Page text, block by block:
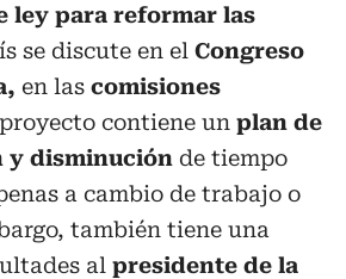
ley para reformar las
se discute en el Congreso
en las comisiones
contiene un plan de
y disminución de tiempo
a cambio de trabajo o
también tiene una
al presidente de la